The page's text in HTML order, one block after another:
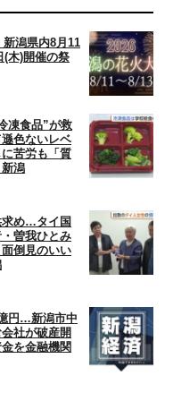
新潟県内8月11
(木)開催の祭
凍食品”が救
色ないレベ
苦労も「質
潟
求め…タイ国
曽我ひとみ
倒見のいい
円…新潟市中
社が破産開
を金融機関